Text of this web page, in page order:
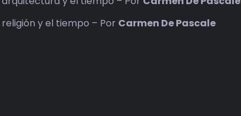
y el tiempo – Por Carmen De Pascale